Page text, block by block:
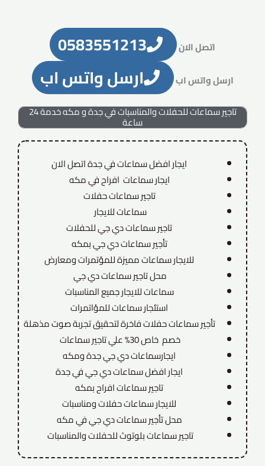
اتصل الان 0583551213
ارسل واتس اب ارسل واتس اب
تاجير سماعات للحفلات والمناسبات في جدة و مكه خدمة 24
ساعة
ايجار افضل سماعات في جدة اتصل الان
ايجار سماعات افراح في مكه
تاجير سماعات حفلات
سماعات للايجار
تاجير سماعات دي جي للحفلات
تأجير سماعات دي جي بمكه
للايجار سماعات مميزة للمؤتمرات ومعارض
محل تاجير سماعات دي جي
سماعات للايجار جميع المناسبات
استئجار سماعات للمؤاتمرات
تأجير سماعات حفلات فاخرة لتحقيق تجربة صوت مذهلة
خصم خاص 30% علي تاجير سماعات
ايجارسماعات دي جي جدة ومكه
ايجار افضل سماعات دي جي في جدة
تاجير سماعات افراح بمكه
للايجار سماعات حفلات ومناسبات
محل تأجير سماعات دي جي في مكه
تاجير سماعات بلوتوث للحفلات والمناسبات